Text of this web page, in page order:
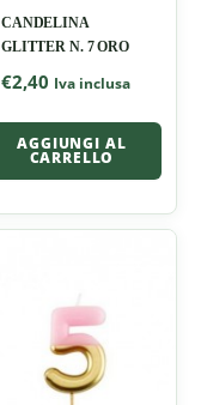
CANDELINA
GLITTER N. 7 ORO
€2,40 Iva inclusa
AGGIUNGI AL
CARRELLO